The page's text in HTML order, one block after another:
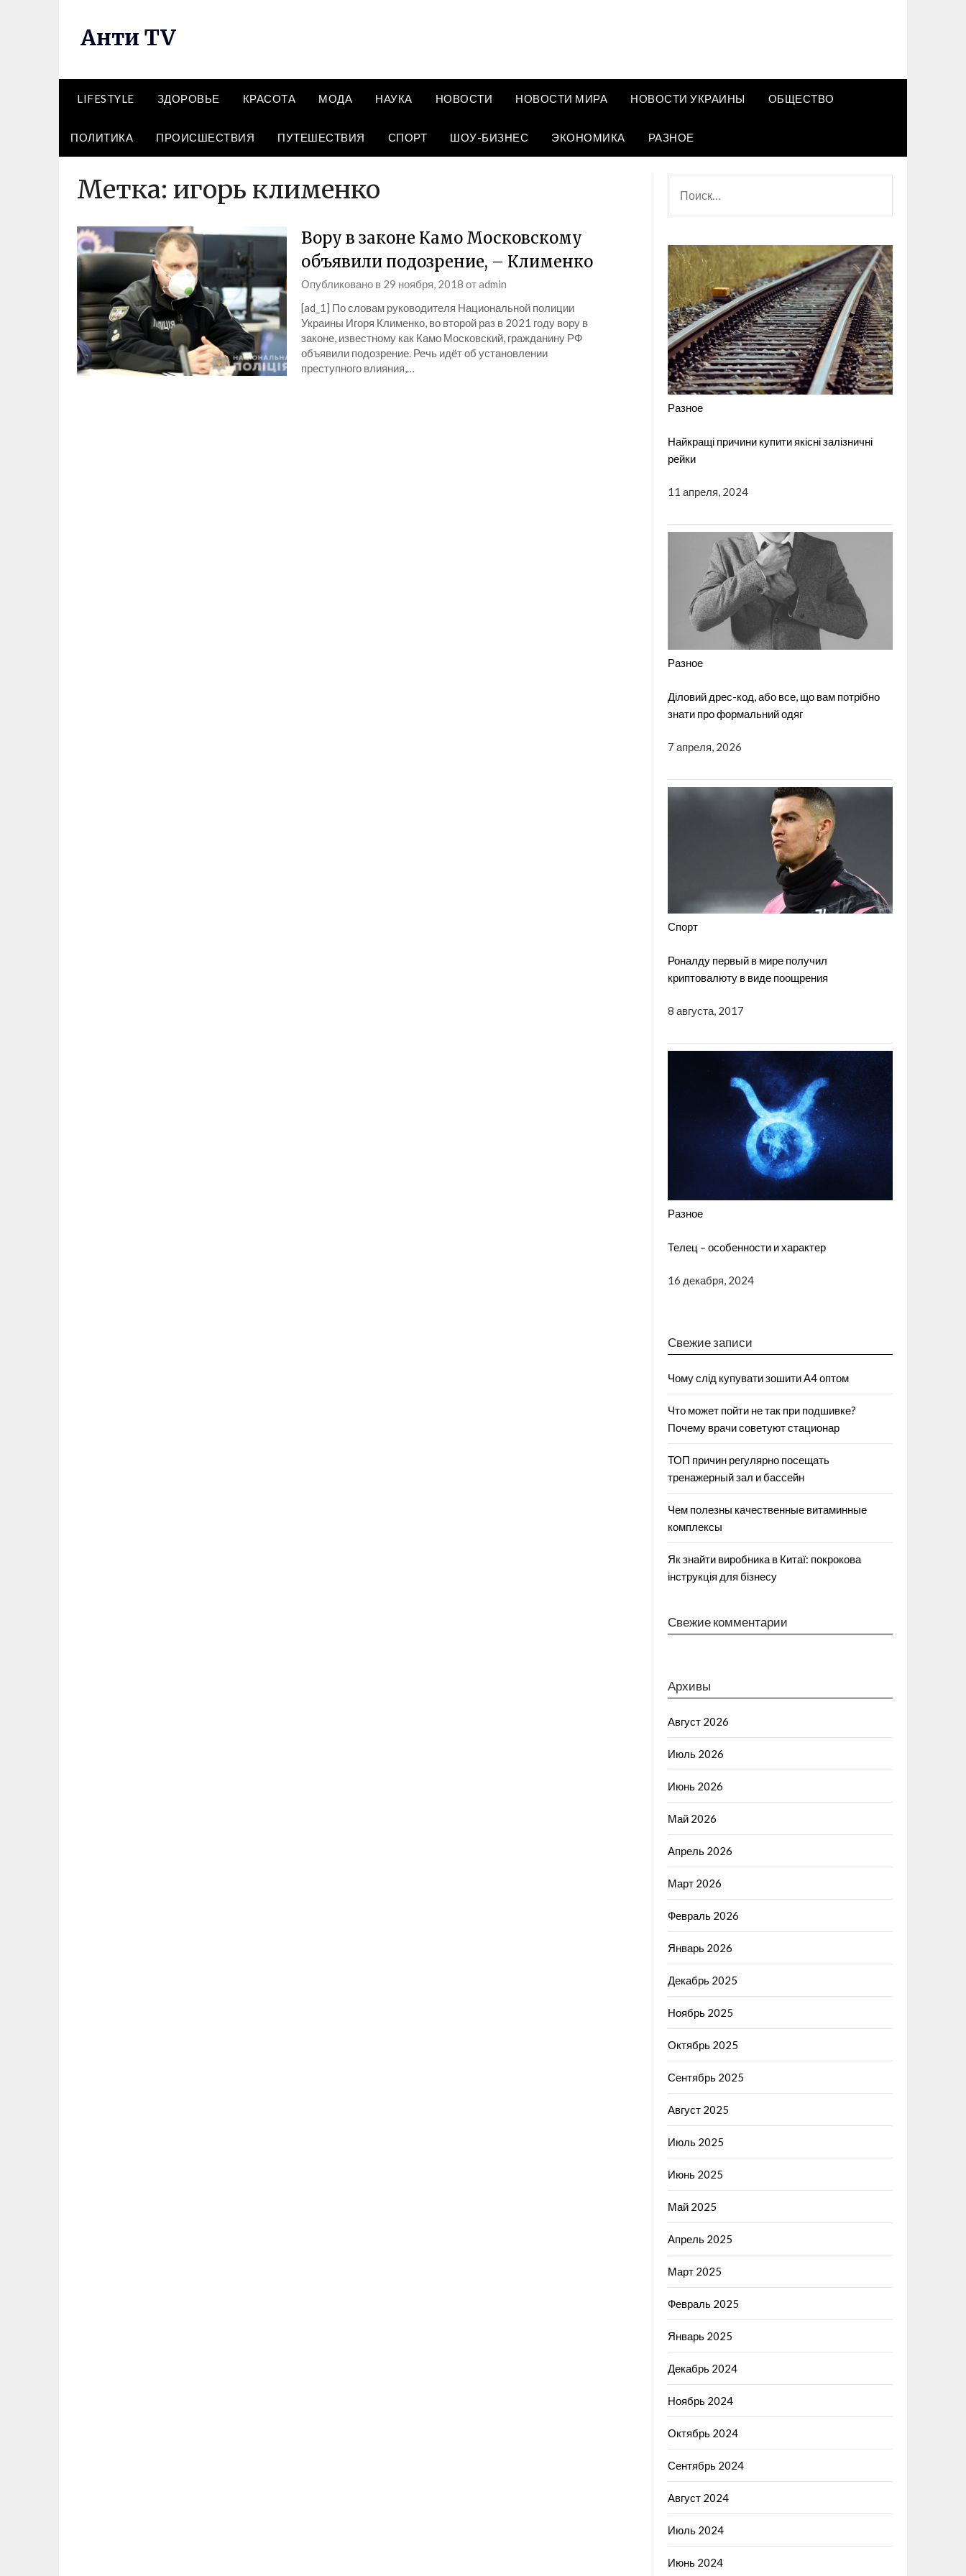
Анти TV
LIFESTYLE ЗДОРОВЬЕ КРАСОТА МОДА НАУКА НОВОСТИ НОВОСТИ МИРА НОВОСТИ УКРАИНЫ ОБЩЕСТВО
ПОЛИТИКА ПРОИСШЕСТВИЯ ПУТЕШЕСТВИЯ СПОРТ ШОУ-БИЗНЕС ЭКОНОМИКА РАЗНОЕ
Метка: игорь клименко
Вору в законе Камо Московскому
объявили подозрение, – Клименко
Опубликовано в 29 ноября, 2018 отadmin
[ad_1] По словам руководителя Национальной полиции
Украины Игоря Клименко, во второй раз в 2021 году вору в
законе, известному как Камо Московский, гражданину РФ
объявили подозрение. Речь идёт об установлении
преступного влияния,…
Разное
Найкращі причини купити якісні залізничні
рейки
11 апреля, 2024
Разное
Діловий дрес-код, або все, що вам потрібно
знати про формальний одяг
7 апреля, 2026
Спорт
Роналду первый в мире получил
криптовалюту в виде поощрения
8 августа, 2017
Разное
Телец – особенности и характер
16 декабря, 2024
Свежие записи
Чому слід купувати зошити А4 оптом
Что может пойти не так при подшивке?
Почему врачи советуют стационар
ТОП причин регулярно посещать
тренажерный зал и бассейн
Чем полезны качественные витаминные
комплексы
Як знайти виробника в Китаї: покрокова
інструкція для бізнесу
Свежие комментарии
Архивы
Август 2026
Июль 2026
Июнь 2026
Май 2026
Апрель 2026
Март 2026
Февраль 2026
Январь 2026
Декабрь 2025
Ноябрь 2025
Октябрь 2025
Сентябрь 2025
Август 2025
Июль 2025
Июнь 2025
Май 2025
Апрель 2025
Март 2025
Февраль 2025
Январь 2025
Декабрь 2024
Ноябрь 2024
Октябрь 2024
Сентябрь 2024
Август 2024
Июль 2024
Июнь 2024